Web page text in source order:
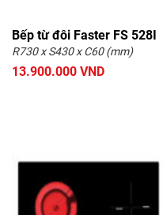
Bếp từ đôi Faster FS 528I
R730 x S430 x C60 (mm)
13.900.000 VND